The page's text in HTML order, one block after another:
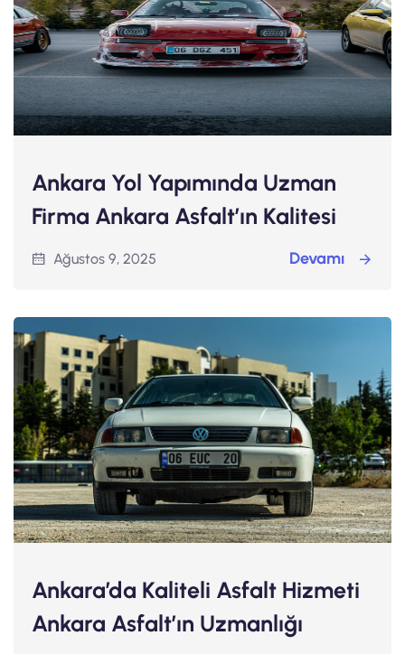
Ankara Yol Yapımında Uzman
Firma Ankara Asfalt’ın Kalitesi
Ağustos 9, 2025 Devamı
Ankara’da Kaliteli Asfalt Hizmeti
Ankara Asfalt’ın Uzmanlığı